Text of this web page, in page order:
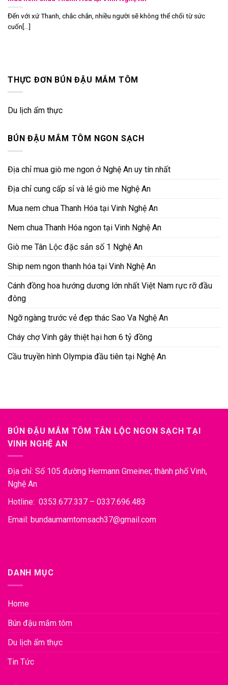
Đến với xứ Thanh, chắc chắn, nhiều người sẽ không thể chối từ sức
cuốn[...]
THỰC ĐƠN BÚN ĐẬU MẮM TÔM
Du lịch ẩm thực
BÚN ĐẬU MẮM TÔM NGON SẠCH
Địa chỉ mua giò me ngon ở Nghệ An uy tín nhất
Địa chỉ cung cấp sỉ và lẻ giò me Nghệ An
Mua nem chua Thanh Hóa tại Vinh Nghệ An
Nem chua Thanh Hóa ngon tại Vinh Nghệ An
Giò me Tân Lộc đặc sản số 1 Nghệ An
Ship nem ngon thanh hóa tại Vinh Nghệ An
Cánh đồng hoa hướng dương lớn nhất Việt Nam rực rỡ đầu
đông
Ngỡ ngàng trước vẻ đẹp thác Sao Va Nghệ An
Cháy chợ Vinh gây thiệt hại hơn 6 tỷ đồng
Cầu truyền hình Olympia đầu tiên tại Nghệ An
BÚN ĐẬU MẮM TÔM TÂN LỘC NGON SẠCH TẠI
VINH NGHỆ AN
Địa chỉ: Số 105 đường Hermann Gmeiner, thành phố Vinh,
Nghệ An
Hotline: 0353.677.337 – 0337.696.483
Email: bundaumamtomsach37@gmail.com
DANH MỤC
Home
Bún đậu mắm tôm
Du lịch ẩm thực
Tin Tức